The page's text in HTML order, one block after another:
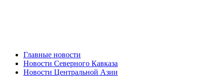
Главные новости
Новости Северного Кавказа
Новости Центральной Азии